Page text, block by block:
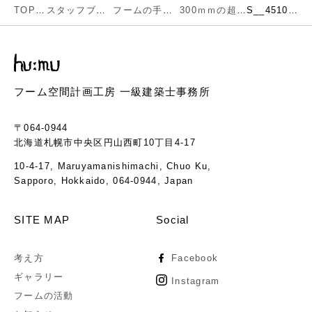
フーム空間計画工房 一級建築士事務所
〒064-0944
北海道札幌市中央区円山西町10丁目4-17
10-4-17, Maruyamanishimachi, Chuo Ku,
Sapporo, Hokkaido, 064-0944, Japan
SITE MAP
考え方
ギャラリー
フームの活動
Social
Facebook
Instagram